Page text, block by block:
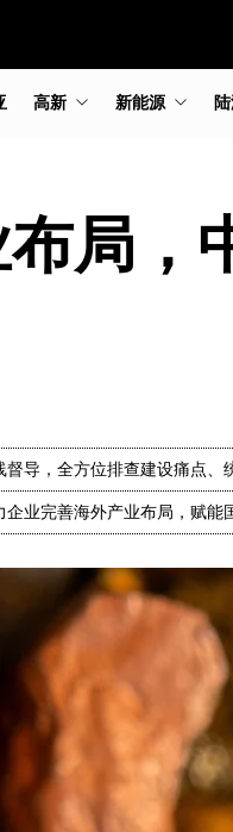
高新 新能源
局，
导，全方位排查建设痛点、
业完善海外产业布局，赋能